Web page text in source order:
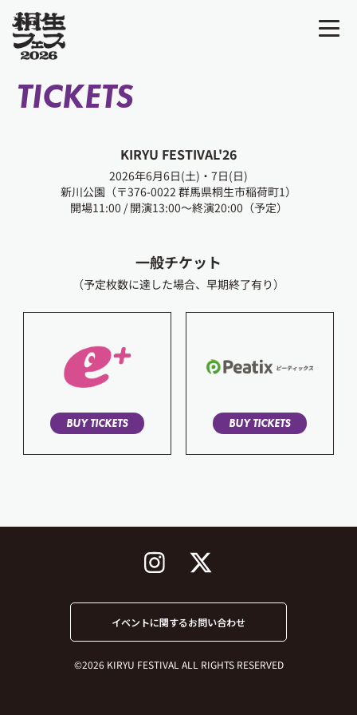
TICKETS
KIRYU FESTIVAL'26
2026年6月6日(土)・7日(日)
新川公園（〒376-0022 群馬県桐生市稲荷町1）
開場11:00 / 開演13:00〜終演20:00（予定）
一般チケット
（予定枚数に達した場合、早期終了有り）
BUY TICKETS BUY TICKETS
イベントに関するお問い合わせ
©2026 KIRYU FESTIVAL ALL RIGHTS RESERVED